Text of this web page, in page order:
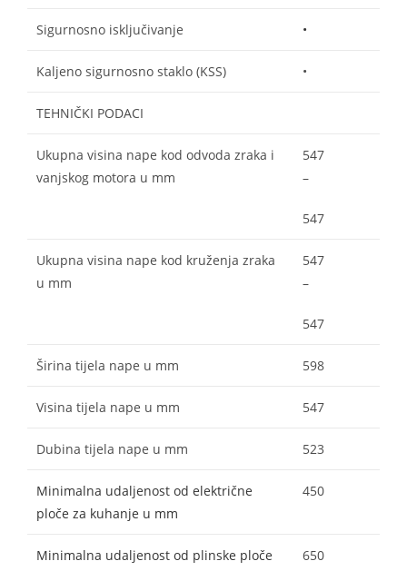
Sigurnosno isključivanje •
Kaljeno sigurnosno staklo (KSS) •
TEHNIČKI PODACI
Ukupna visina nape kod odvoda zraka i
vanjskog motora u mm
547
–
547
Ukupna visina nape kod kruženja zraka
u mm
547
–
547
Širina tijela nape u mm 598
Visina tijela nape u mm 547
Dubina tijela nape u mm 523
Minimalna udaljenost od električne
ploče za kuhanje u mm
450
Minimalna udaljenost od plinske ploče
650